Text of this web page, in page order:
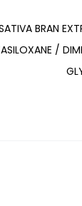
SATIVA
/